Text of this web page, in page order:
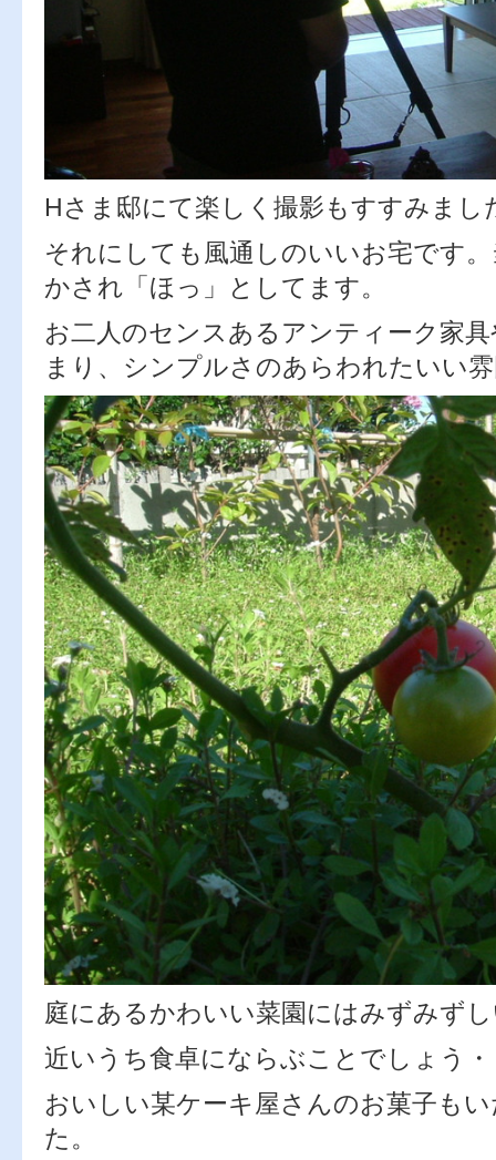
Hさま邸にて楽しく撮影もすすみまし
それにしても風通しのいいお宅です
かされ「ほっ」としてます。
お二人のセンスあるアンティーク家
まり、シンプルさのあらわれたいい
庭にあるかわいい菜園にはみずみず
近いうち食卓にならぶことでしょう
おいしい某ケーキ屋さんのお菓子も
た。